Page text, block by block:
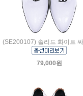
(SE200107) 솔리드 화이트
79,000원